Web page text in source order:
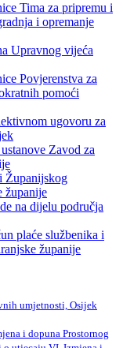
Tima za pripremu i
i opremanje
Upravnog vijeća
Povjerenstva za
pomoći
ugovoru za
Zavod za
Županijskog
županije
na dijelu područja
plaće službenika i
županije
umjetnosti, Osijek
i dopuna Prostornog